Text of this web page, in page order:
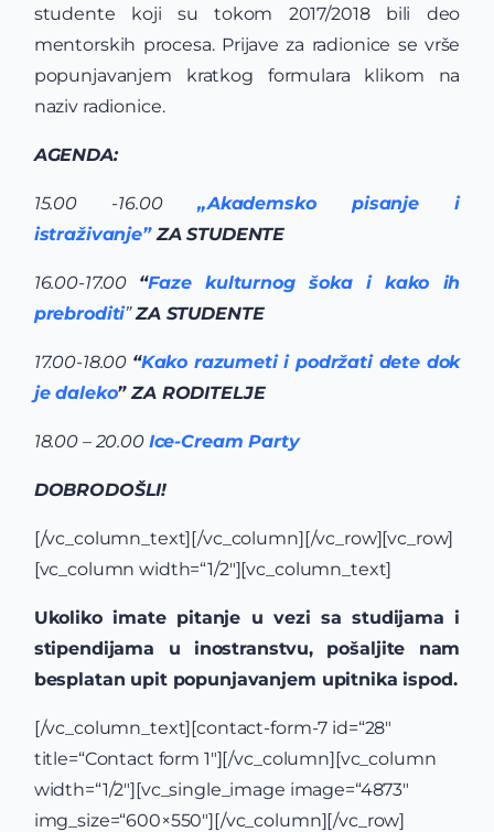
studente koji su tokom 2017/2018 bili deo
mentorskih procesa. Prijave za radionice se vrše
popunjavanjem kratkog formulara klikom na
naziv radionice.
AGENDA:
15.00 -16.00 „Akademsko pisanje i
istraživanje”ZA STUDENTE
16.00-17.00 “Faze kulturnog šoka i kako ih
prebroditi”ZA STUDENTE
17.00-18.00 “Kako razumeti i podržati dete dok
je daleko” ZA RODITELJE
18.00 – 20.00 Ice-Cream Party
DOBRODOŠLI!
[/vc_column_text][/vc_column][/vc_row][vc_row]
[vc_column width=“1/2″][vc_column_text]
Ukoliko imate pitanje u vezi sa studijama i
stipendijama u inostranstvu, pošaljite nam
besplatan upit popunjavanjem upitnika ispod.
[/vc_column_text][contact-form-7 id=“28″
title=“Contact form 1″][/vc_column][vc_column
width=“1/2″][vc_single_image image=“4873″
img_size=“600×550″][/vc_column][/vc_row]